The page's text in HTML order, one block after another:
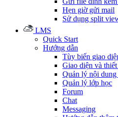
Hẹn giờ gửi mail
Sử dụng split
LMS
Quick Start
Hướng dẫn
Tùy biến giao
Giao diện và
Quản lý nội dung
Quản lý lớp học
Forum
Chat
Messaging